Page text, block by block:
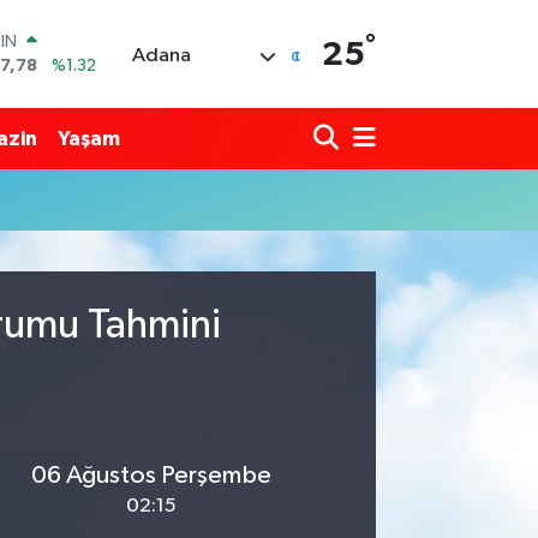
%1.32
ALTIN
Adana 25°
Yaşam
Tahmini
06 Ağustos Perşembe
02:15